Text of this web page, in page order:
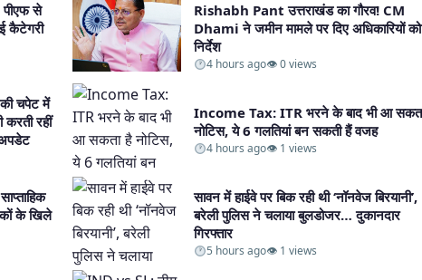
से
कैटेगरी
Rishabh Pant उत्तराखंड का गौरव! CM
Dhami ने जमीन मामले पर दिए अधिकारियों को
निर्देश​
4 hours ago👁 0 views
चपेट में
रहीं
अपडेट​
Income Tax: ITR भरने के बाद भी आ
नोटिस, ये 6 गलतियां बन सकती हैं वजह​
4 hours ago👁 1 views
के खिले
सावन में हाईवे पर बिक रही थी ‘नॉनवेज बिरयानी’,
बरेली पुलिस ने चलाया बुलडोजर… दुकानदार
गिरफ्तार​
5 hours ago👁 1 views